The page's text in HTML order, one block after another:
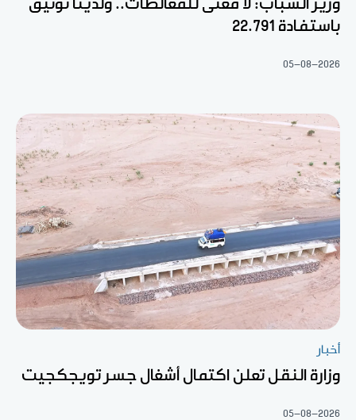
وزير الشباب: لا معنى للمغالطات.. ولدينا توثيق
باستفادة 22.791
05-08-2026
أخبار
وزارة النقل تعلن اكتمال أشغال جسر تويجكجيت
05-08-2026